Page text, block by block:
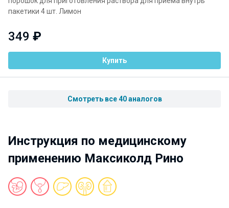
пакетики 4 шт. Лимон
349 ₽
Купить
Смотреть все 40 аналогов
Инструкция по медицинскому
применению Максиколд Рино